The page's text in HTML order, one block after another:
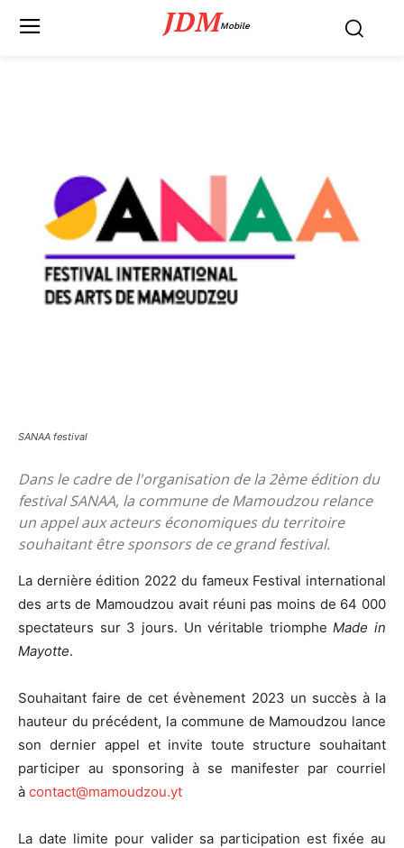
JDMMobile
SANAA festival
Dans le cadre de l'organisation de la 2ème édition du
festival SANAA, la commune de Mamoudzou relance
un appel aux acteurs économiques du territoire
souhaitant être sponsors de ce grand festival.
La dernière édition 2022 du fameux Festival international
des arts de Mamoudzou avait réuni pas moins de 64 000
spectateurs sur 3 jours. Un véritable triompheMade in
Mayotte.
Souhaitant faire de cet évènement 2023 un succès à la
hauteur du précédent, la commune de Mamoudzou lance
son dernier appel et invite toute structure souhaitant
participer au sponsoring à se manifester par courriel
à contact@mamoudzou.yt
La date limite pour valider sa participation est fixée au